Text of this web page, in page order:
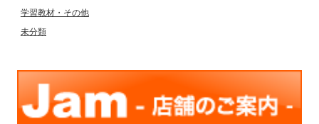
学習教材・その他
未分類